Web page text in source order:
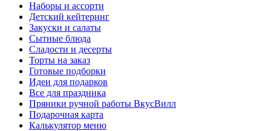
Наборы и ассорти
Детский кейтеринг
Закуски и салаты
Сытные блюда
Сладости и десерты
Торты на заказ
Готовые подборки
Идеи для подарков
Все для праздника
Пряники ручной работы ВкусВилл
Подарочная карта
Калькулятор меню